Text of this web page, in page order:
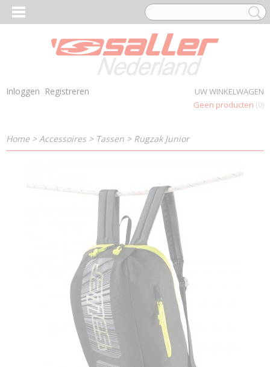
Inloggen Registreren
UW WINKELWAGEN
Geen producten (0)
Home> Accessoires > Tassen > Rugzak Junior